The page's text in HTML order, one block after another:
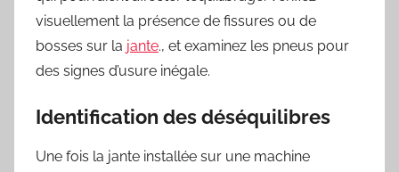
visuellement la présence de fissures ou de
bosses sur la jante., et examinez les pneus pour
des signes d’usure inégale.
Identification des déséquilibres
Une fois la jante installée sur une machine